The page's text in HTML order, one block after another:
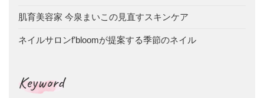
肌育美容家 今泉まいこの見直すスキンケア
ネイルサロンf’bloomが提案する季節のネイル
Keyword